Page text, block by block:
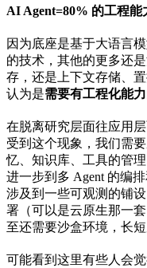
AI Agent=80% 的工程
因为底座是基于大语言
的技术，其他的更多还
存，还是上下文存储、
认为是需要有工程化能
在脱离研究层面往应用
受到这个现象，我们需
忆、知识库、工具的管
进一步到多 Agent 的编
涉及到一些可观测的铺
署（可以是云原生那一
至还需要沙盒环境，长
可能看到这里有些人会